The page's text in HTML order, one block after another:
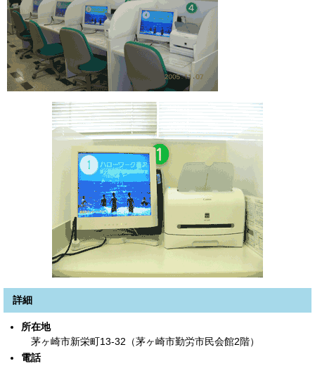
詳細
所在地
茅ヶ崎市新栄町13-32（茅ヶ崎市勤労市民会館2階）
電話